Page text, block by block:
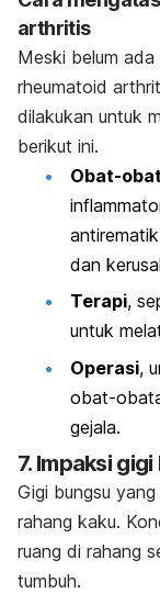
arthritis
Meski belum
rheumatoid
dilakukan untuk
berikut ini.
Obat-
dan
Terapi,
untuk
Operasi,
obat-
gejala.
7. Impaksi
Gigi bungsu
rahang kaku.
ruang di rahang
tumbuh.